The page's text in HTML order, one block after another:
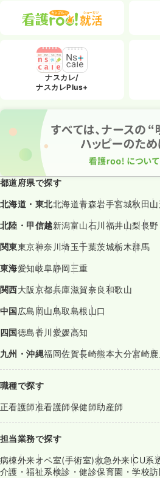
ナスカレ/
ナスカレPlus+
都道府県で探す
北海道・東北北海道青森岩手宮城秋田
北陸・甲信越新潟富山石川福井山梨長野
関東東京神奈川埼玉千葉茨城栃木群馬
東海愛知岐阜静岡三重
関西大阪京都兵庫滋賀奈良和歌山
中国広島岡山鳥取島根山口
四国徳島香川愛媛高知
九州・沖縄福岡佐賀長崎熊本大分宮崎
職種で探す
正看護師准看護師保健師助産師
担当業務で探す
病棟外来オペ室(手術室)救急外来ICU系
介護・福祉系検診・健診保育園・学校